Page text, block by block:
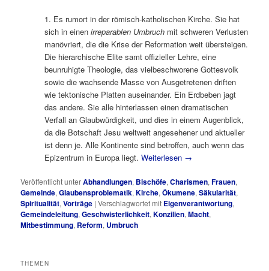
1. Es rumort in der römisch-katholischen Kirche. Sie hat
sich in einenirreparablen Umbruch mit schweren Verlusten
manövriert, die die Krise der Reformation weit übersteigen.
Die hierarchische Elite samt offizieller Lehre, eine
beunruhigte Theologie, das vielbeschworene Gottesvolk
sowie die wachsende Masse von Ausgetretenen driften
wie tektonische Platten auseinander. Ein Erdbeben jagt
das andere. Sie alle hinterlassen einen dramatischen
Verfall an Glaubwürdigkeit, und dies in einem Augenblick,
da die Botschaft Jesu weltweit angesehener und aktueller
ist denn je. Alle Kontinente sind betroffen, auch wenn das
Epizentrum in Europa liegt.Weiterlesen →
Veröffentlicht unterAbhandlungen, Bischöfe,Charismen,Frauen,
Gemeinde,Glaubensproblematik,Kirche,Ökumene,Säkularität,
Spiritualität,Vorträge |Verschlagwortet mit Eigenverantwortung,
Gemeindeleitung,Geschwisterlichkeit,Konzilien,Macht,
Mitbestimmung, Reform, Umbruch
THEMEN